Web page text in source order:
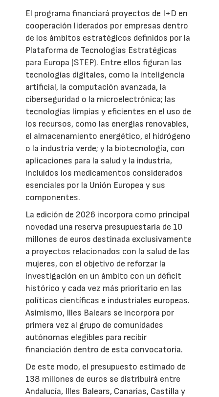
El programa financiará proyectos de I+D en
cooperación liderados por empresas dentro
de los ámbitos estratégicos definidos por la
Plataforma de Tecnologías Estratégicas
para Europa (STEP). Entre ellos figuran las
tecnologías digitales, como la inteligencia
artificial, la computación avanzada, la
ciberseguridad o la microelectrónica; las
tecnologías limpias y eficientes en el uso de
los recursos, como las energías renovables,
el almacenamiento energético, el hidrógeno
o la industria verde; y la biotecnología, con
aplicaciones para la salud y la industria,
incluidos los medicamentos considerados
esenciales por la Unión Europea y sus
componentes.
La edición de 2026 incorpora como principal
novedad una reserva presupuestaria de 10
millones de euros destinada exclusivamente
a proyectos relacionados con la salud de las
mujeres, con el objetivo de reforzar la
investigación en un ámbito con un déficit
histórico y cada vez más prioritario en las
políticas científicas e industriales europeas.
Asimismo, Illes Balears se incorpora por
primera vez al grupo de comunidades
autónomas elegibles para recibir
financiación dentro de esta convocatoria.
De este modo, el presupuesto estimado de
138 millones de euros se distribuirá entre
Andalucía, Illes Balears, Canarias, Castilla y